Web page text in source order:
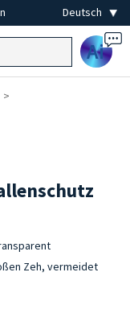
Ai
Zeh, vermeidet